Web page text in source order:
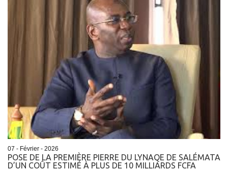
07 - Février - 2026
POSE DE LA PREMIÈRE PIERRE DU LYNAQE DE SALÉMATA
D’UN COÛT ESTIMÉ À PLUS DE 10 MILLIARDS FCFA